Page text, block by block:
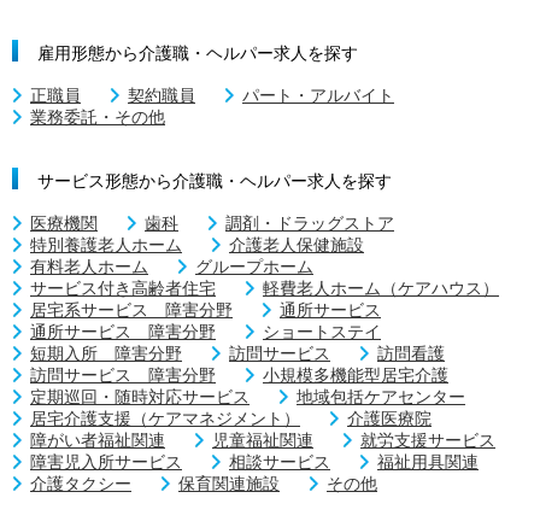
雇用形態から介護職・ヘルパー求人を探す
正職員 契約職員
パート・アルバイト
業務委託・その他
サービス形態から介護職・ヘルパー求人を探す
医療機関 歯科
調剤・ドラッグストア
特別養護老人ホーム
介護老人保健施設
有料老人ホーム
グループホーム
サービス付き高齢者住宅
軽費老人ホーム（ケアハウス）
居宅系サービス 障害分野
通所サービス
通所サービス 障害分野
ショートステイ
短期入所 障害分野
訪問サービス
訪問看護
訪問サービス 障害分野
小規模多機能型居宅介護
定期巡回・随時対応サービス
地域包括ケアセンター
居宅介護支援（ケアマネジメント）
介護医療院
障がい者福祉関連
児童福祉関連
就労支援サービス
障害児入所サービス
相談サービス
福祉用具関連
介護タクシー
保育関連施設 その他